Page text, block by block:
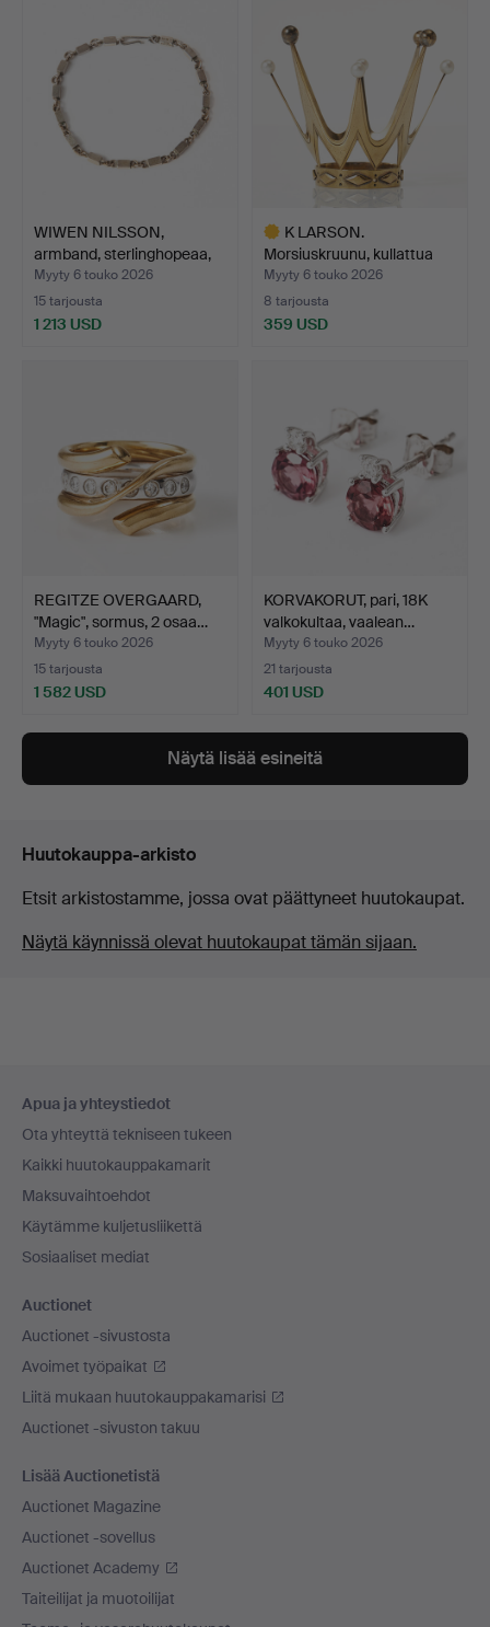
WIWEN NILSSON,
armband, sterlinghopeaa,
Lu…
Myyty 6 touko 2026
15 tarjousta
1 213 USD
K LARSON.
Morsiuskruunu, kullattua
hopeaa,…
Myyty 6 touko 2026
8 tarjousta
359 USD
REGITZE OVERGAARD,
"Magic", sormus, 2 osaa…
Myyty 6 touko 2026
15 tarjousta
1 582 USD
KORVAKORUT, pari, 18K
valkokultaa, vaalean…
Myyty 6 touko 2026
21 tarjousta
401 USD
Näytä lisää esineitä
Huutokauppa-arkisto
Etsit arkistostamme, jossa ovat päättyneet huutokaupat.
Näytä käynnissä olevat huutokaupat tämän sijaan.
Apua ja yhteystiedot
Ota yhteyttä tekniseen tukeen
Kaikki huutokauppakamarit
Maksuvaihtoehdot
Käytämme kuljetusliikettä
Sosiaaliset mediat
Auctionet
Auctionet -sivustosta
Avoimet työpaikat
Liitä mukaan huutokauppakamarisi
Auctionet -sivuston takuu
Lisää Auctionetistä
Auctionet Magazine
Auctionet -sovellus
Auctionet Academy
Taiteilijat ja muotoilijat